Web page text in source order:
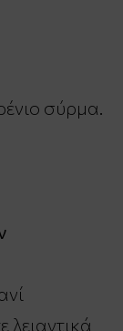
σύρμα.
λειαντικά